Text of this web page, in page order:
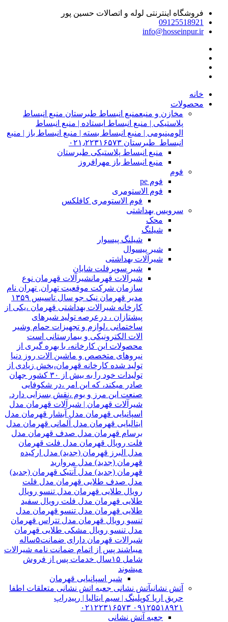
فروشگاه اینترنتی لوله و اتصالات حسین پور
09125518921
info@hosseinpur.ir
خانه
محصولات
مخازن و منبعمنبع انبساط طبرستان منبع انبساط
پلاستیکی | منبع انبساط ایستاده | منبع انبساط
الومینیومی | منبع انبساط بسته | منبع انبساط باز | منبع
انبساط طبرستان ۰۲۱٫۲۲۳۱۶۵۷۳
منبع انبساط پلاستیکی طبرستان
منبع انبساط باز مهرافروز
فوم
فوم pe
فوم الاستومری
فوم الاستومری کافلکس
سرویس بهداشتی
محک
شیلنگ
شیلنگ پیسوار
شیر پیسوال
شیرآلات بهداشتی
شیر سوپرفلت شایان
شیرآلات قهرمانشیرآلات قهرمان نوع
سازمان شرکت موقعیت تهران, تهران نام
مدیر قهرمان نیک جو سال تاسیس ۱۳۵۹
کارخانه شیرالات بهداشتی قهرمان ،یکی از
پیشتازان ، درعرصه تولید شیرهای
ساختمانی ،لوازم و تجهیزات حمام وشیر
الات الکترونیکی و بیمارستانی است
محصولات این کارخانه، با بهره گیری از
نیروهای متخصص و ماشین الات روز دنیا
تولید شده کارخانه قهرمان،بخش زیادی از
تولیدات خود را به بیش از ۳۰ کشور جهان
صادر میکند، که این امر ،در شکوفایی
صنعت این مرز و بوم ،نقش بسزایی دارد.
شیرآلات قهرمان | شیرآلات قهرمان مدل
اسپانیایی قهرمان مدل آبشار قهرمان مدل
ایتالیایی قهرمان مدل آلمانی قهرمان مدل
برسام قهرمان مدل صدف قهرمان مدل
فلت رویال قهرمان مدل فلت قهرمان
مدل البرز قهرمان (جدید) مدل ارکیده
قهرمان (جدید) مدل مروارید
قهرمان (جدید) مدل آنتیک قهرمان (جدید)
مدل صدف طلایی قهرمان مدل فلت
رویال طلایی قهرمان مدل تنسو رویال
طلایی قهرمان مدل فلت رویال سفید
طلایی قهرمان مدل تنسو قهرمان مدل
تنسو رویال قهرمان مدل تتراس قهرمان
مدل تنسو رویال مشکی طلایی قهرمان
شیرالات قهرمان دارای ضمانت۵ساله
میباشند پس از اتمام ضمانت نامه شیرالات
شامل ۱۵سال خدمات پس از فروش
میشوند
شیر اسپانیایی قهرمان
آتش نشانیآتش نشانی جعبه اتش نشانی متعلقات اطفا
حریق اریا کوپلینگ | سیم ایتالیا | رپیدراپ
۰۹۱۲۵۵۱۸۹۲۱ ۰۲۱۲۲۳۱۶۵۷۳
جعبه آتش نشانی